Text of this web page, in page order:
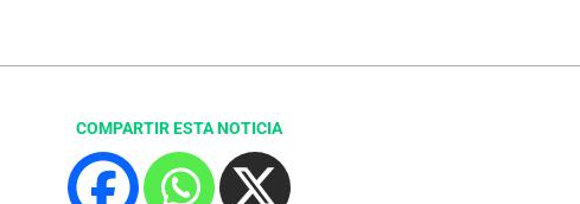
COMPARTIR ESTA NOTICIA